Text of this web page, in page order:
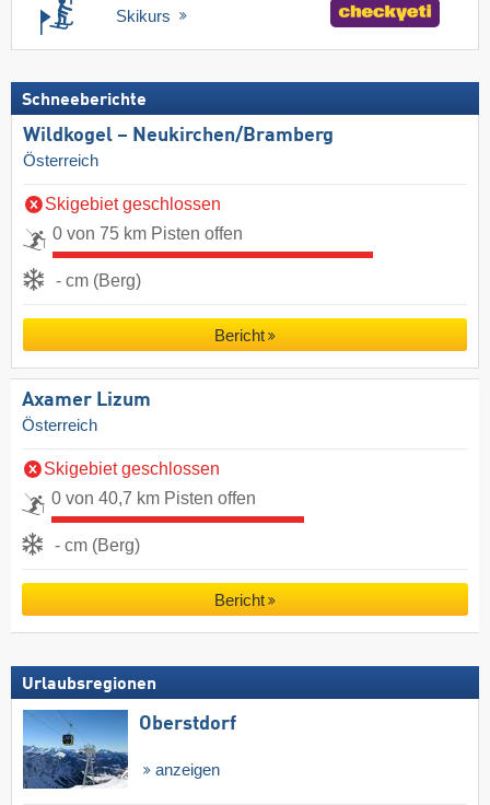
Skikurs
Schneeberichte
Wildkogel – Neukirchen/​Bramberg
Österreich
Skigebiet geschlossen
0 von 75 km Pisten offen
- cm (Berg)
Bericht
Axamer Lizum
Österreich
Skigebiet geschlossen
0 von 40,7 km Pisten offen
- cm (Berg)
Bericht
Urlaubsregionen
Oberstdorf
anzeigen